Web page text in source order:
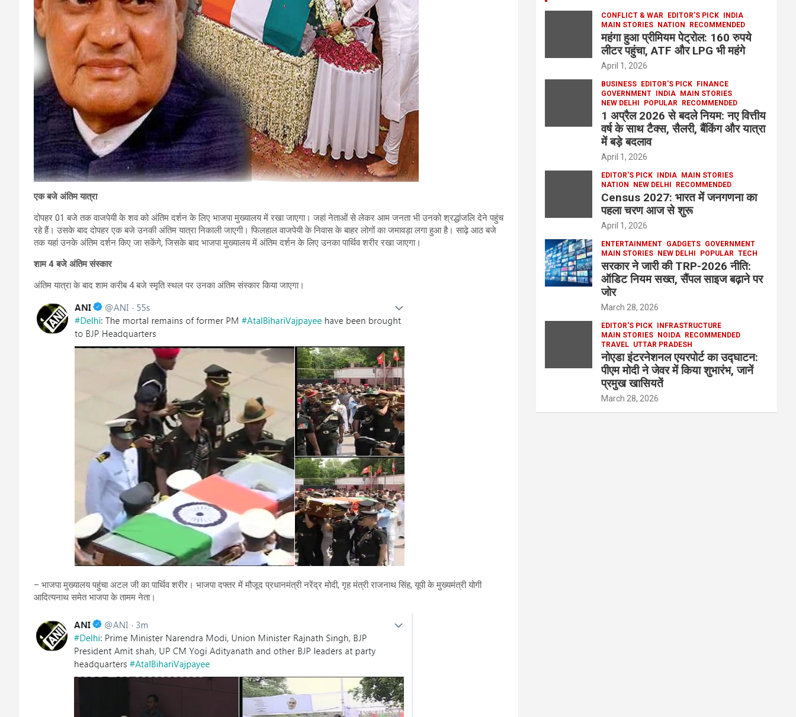
एक बजे अंतिम यात्रा
दोपहर 01 बजे तक वाजपेयी के शव को अंतिम दर्शन के लिए भाजपा मुख्यालय में रखा जाएगा। जहां नेताओं से लेकर आम जनता भी उनको श्रद्धांजलि देने पहुंच
रहे हैं। उसके बाद दोपहर एक बजे उनकी अंतिम यात्रा निकाली जाएगी। फिलहाल वाजपेयी के निवास के बाहर लोगों का जमावड़ा लगा हुआ है। साढ़े आठ बजे
तक यहां उनके अंतिम दर्शन किए जा सकेंगे, जिसके बाद भाजपा मुख्यालय में अंतिम दर्शन के लिए उनका पार्थिव शरीर रखा जाएगा।
शाम 4 बजे अंतिम संस्कार
अंतिम यात्रा के बाद शाम करीब 4 बजे स्मृति स्थल पर उनका अंतिम संस्कार किया जाएगा।
– भाजपा मुख्यालय पहुंचा अटल जी का पार्थिव शरीर। भाजपा दफ्तर में मौजूद प्रधानमंत्री नरेंद्र मोदी, गृह मंत्री राजनाथ सिंह, यूपी के मुख्यमंत्री योगी
आदित्यनाथ समेत भाजपा के तामम नेता।
CONFLICT & WAR EDITOR'S PICK INDIA
MAIN STORIES NATION RECOMMENDED
महंगा हुआ प्रीमियम पेट्रोल: 160 रुपये
लीटर पहुंचा, ATF और LPG भी महंगे
April 1, 2026
BUSINESS EDITOR'S PICK FINANCE
GOVERNMENT INDIA MAIN STORIES
NEW DELHI
POPULAR RECOMMENDED
1 अप्रैल 2026 से बदले नियम: नए वित्तीय
वर्ष के साथ टैक्स, सैलरी, बैंकिंग और यात्रा
में बड़े बदलाव
April 1, 2026
EDITOR'S PICK INDIA MAIN STORIES
NATION
NEW DELHI RECOMMENDED
Census 2027: भारत में जनगणना का
पहला चरण आज से शुरू
April 1, 2026
ENTERTAINMENT GADGETS GOVERNMENT
MAIN STORIES NEW DELHI POPULAR TECH
सरकार ने जारी की TRP-2026 नीति:
ऑडिट नियम सख्त, सैंपल साइज बढ़ाने पर
जोर
March 28, 2026
EDITOR'S PICK INFRASTRUCTURE
MAIN STORIES NOIDA RECOMMENDED
TRAVEL UTTAR PRADESH
नोएडा इंटरनेशनल एयरपोर्ट का उद्घाटन:
पीएम मोदी ने जेवर में किया शुभारंभ, जानें
प्रमुख खासियतें
March 28, 2026